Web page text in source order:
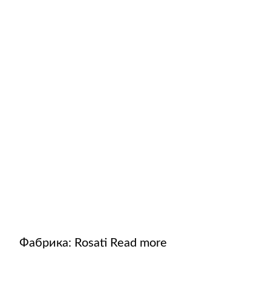
Фабрика: Rosati Read more